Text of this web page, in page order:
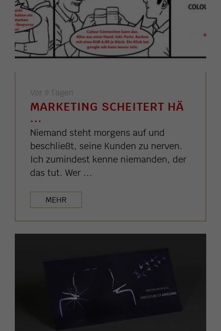
Vor 9 Tagen
MARKETING SCHEITERT HÄ
...
Niemand steht morgens auf und
beschließt, seine Kunden zu nerven.
Ich zumindest kenne niemanden, der
das tut. Wer ...
MEHR